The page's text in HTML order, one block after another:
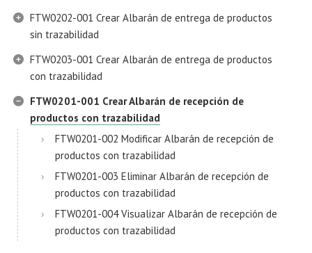
FTW0202-001 Crear Albarán de entrega de productos
sin trazabilidad
FTW0203-001 Crear Albarán de entrega de productos
con trazabilidad
FTW0201-001 Crear Albarán de recepción de
productos con trazabilidad
FTW0201-002 Modificar Albarán de recepción de
productos con trazabilidad
FTW0201-003 Eliminar Albarán de recepción de
productos con trazabilidad
FTW0201-004 Visualizar Albarán de recepción de
productos con trazabilidad